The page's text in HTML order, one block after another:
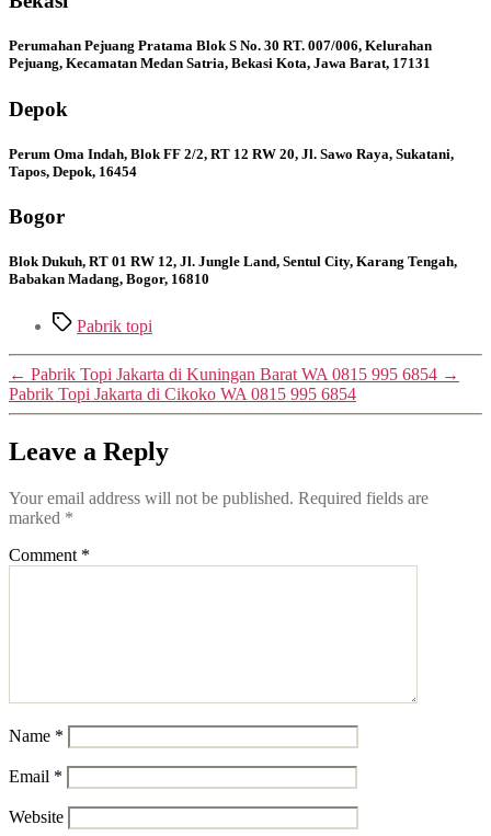
Perumahan Pejuang Pratama Blok S No. 30 RT. 007/006, Kelurahan
Pejuang, Kecamatan Medan Satria, Bekasi Kota, Jawa Barat, 17131
Depok
Perum Oma Indah, Blok FF 2/2, RT 12 RW 20, Jl. Sawo Raya, Sukatani,
Tapos, Depok, 16454
Bogor
Blok Dukuh, RT 01 RW 12, Jl. Jungle Land, Sentul City, Karang Tengah,
Babakan Madang, Bogor, 16810
TagsPabrik topi
← Pabrik Topi Jakarta di Kuningan Barat WA 0815 995 6854 →
Pabrik Topi Jakarta di Cikoko WA 0815 995 6854
Leave a Reply
Your email address will not be published. Required fields are
marked *
Comment *
Name *
Email *
Website